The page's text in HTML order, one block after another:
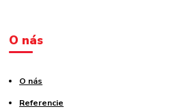
O nás
O nás
Referencie